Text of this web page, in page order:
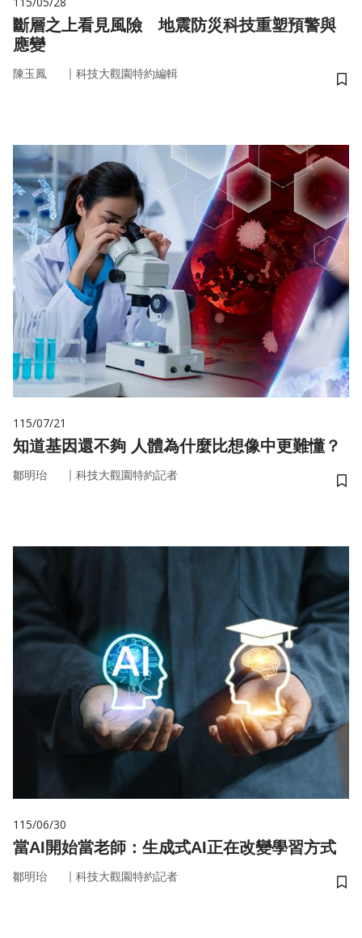
斷層之上看見風險 地震防災科技重塑預警與
應變
陳玉鳳 ｜ 科技大觀園特約編輯
儲
115/07/21
知道基因還不夠 人體為什麼比想像中更難懂？
鄒明珆 ｜ 科技大觀園特約記者
儲
115/06/30
當AI開始當老師：生成式AI正在改變學習方式
鄒明珆 ｜ 科技大觀園特約記者
儲